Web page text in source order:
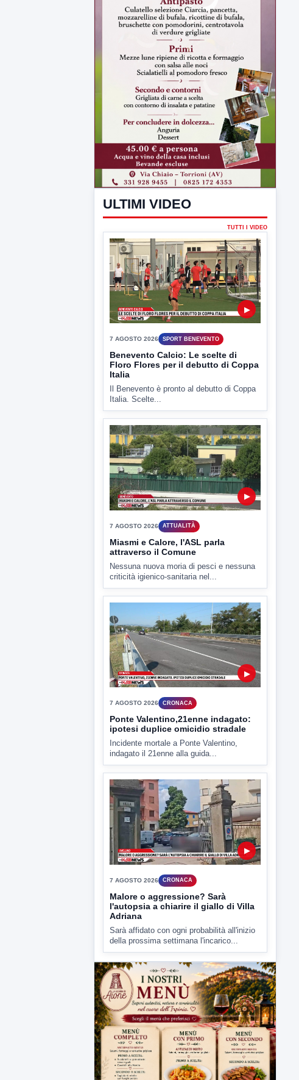
ULTIMI VIDEO
TUTTI I VIDEO
▶
7 AGOSTO 2026 SPORT BENEVENTO
Benevento Calcio: Le scelte di
Floro Flores per il debutto di Coppa
Italia
Il Benevento è pronto al debutto di Coppa
Italia. Scelte...
▶
7 AGOSTO 2026 ATTUALITÀ
Miasmi e Calore, l'ASL parla
attraverso il Comune
Nessuna nuova moria di pesci e nessuna
criticità igienico-sanitaria nel...
▶
7 AGOSTO 2026 CRONACA
Ponte Valentino,21enne indagato:
ipotesi duplice omicidio stradale
Incidente mortale a Ponte Valentino,
indagato il 21enne alla guida...
▶
7 AGOSTO 2026 CRONACA
Malore o aggressione? Sarà
l'autopsia a chiarire il giallo di Villa
Adriana
Sarà affidato con ogni probabilità all'inizio
della prossima settimana l'incarico...